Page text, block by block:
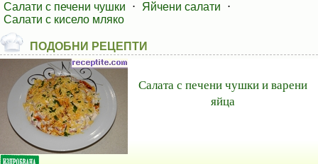
Салати с печени чушки
⋅ Яйчени салати
⋅
Салати с кисело мляко
ПОДОБНИ РЕЦЕПТИ
Салата с печени чушки и варени
яйца